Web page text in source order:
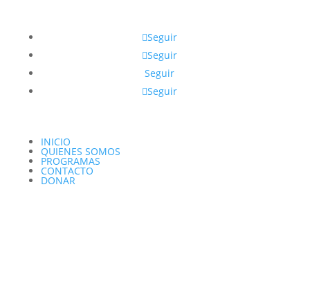
Seguir
Seguir
Seguir
Seguir
INICIO
QUIENES SOMOS
PROGRAMAS
CONTACTO
DONAR